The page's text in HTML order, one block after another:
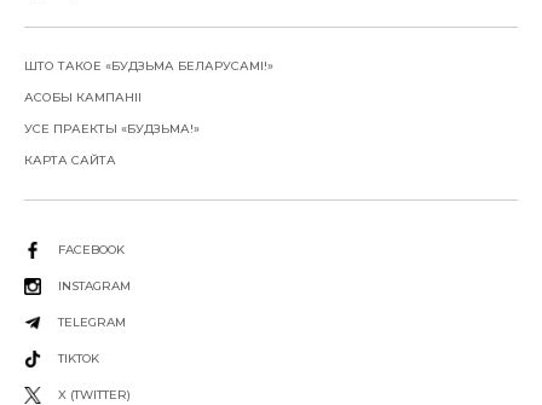
ШТО ТАКОЕ «БУДЗЬМА БЕЛАРУСАМІ!»
АСОБЫ КАМПАНІІ
УСЕ ПРАЕКТЫ «БУДЗЬМА!»
КАРТА САЙТА
FACEBOOK
INSTAGRAM
TELEGRAM
TIKTOK
X (TWITTER)